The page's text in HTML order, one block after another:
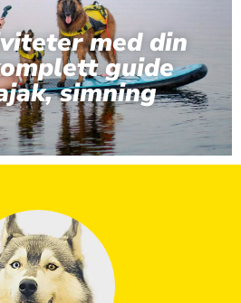
med din
guide
simning